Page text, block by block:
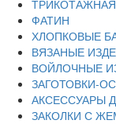
ФАТИН
ХЛОПКОВЫЕ
ВЯЗАНЫЕ
ВОЙЛОЧНЫЕ
ЗАГОТОВКИ-
АКСЕССУАРЫ
ЗАКОЛКИ С